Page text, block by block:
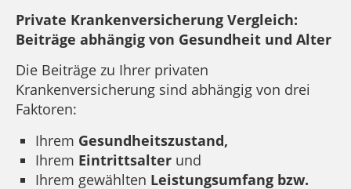
Private Krankenversicherung Vergleich:
Beiträge abhängig von Gesundheit und Alter
Die Beiträge zu Ihrer privaten
Krankenversicherung sind abhängig von drei
Faktoren:
Ihrem Gesundheitszustand,
Ihrem Eintrittsalter und
Ihrem gewählten Leistungsumfang bzw.